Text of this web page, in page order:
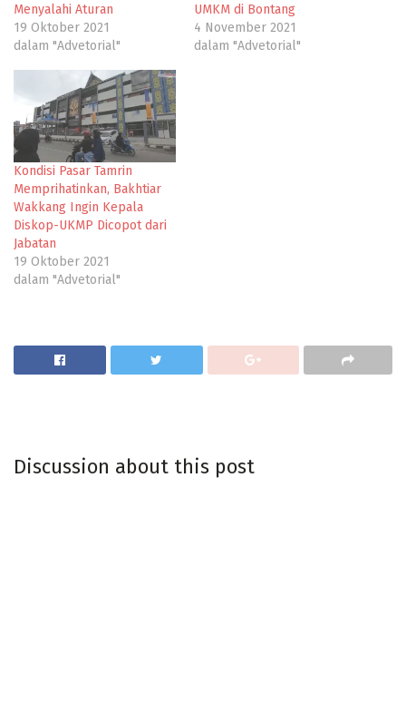
Menyalahi Aturan
19 Oktober 2021
dalam "Advetorial"
UMKM di Bontang
4 November 2021
dalam "Advetorial"
Kondisi Pasar Tamrin
Memprihatinkan, Bakhtiar
Wakkang Ingin Kepala
Diskop-UKMP Dicopot dari
Jabatan
19 Oktober 2021
dalam "Advetorial"
Discussion about this post